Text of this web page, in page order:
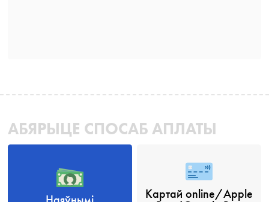
АБЯРЫЦЕ СПОСАБ АПЛАТЫ
Картай online/Apple